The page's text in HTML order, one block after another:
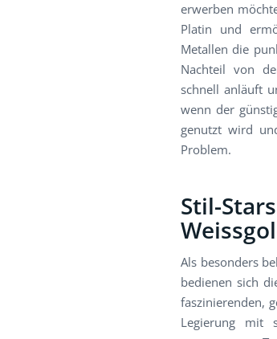
erwerben
Platin und
Metallen die
Nachteil von
schnell anläuft
wenn der
genutzt wird
Problem.
Stil-
Als besonders
bedienen sich
faszinierenden,
Legierung mit